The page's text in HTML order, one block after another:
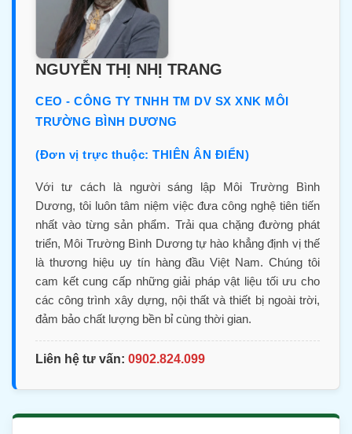
NGUYỄN THỊ NHỊ TRANG
CEO - CÔNG TY TNHH TM DV SX XNK MÔI
TRƯỜNG BÌNH DƯƠNG
(Đơn vị trực thuộc: THIÊN ÂN ĐIỂN)
Với tư cách là người sáng lập Môi Trường Bình
Dương, tôi luôn tâm niệm việc đưa công nghệ tiên tiến
nhất vào từng sản phẩm. Trải qua chặng đường phát
triển, Môi Trường Bình Dương tự hào khẳng định vị thế
là thương hiệu uy tín hàng đầu Việt Nam. Chúng tôi
cam kết cung cấp những giải pháp vật liệu tối ưu cho
các công trình xây dựng, nội thất và thiết bị ngoài trời,
đảm bảo chất lượng bền bỉ cùng thời gian.
Liên hệ tư vấn: 0902.824.099